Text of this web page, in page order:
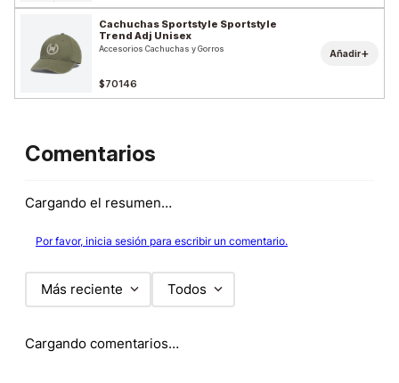
Cachuchas Sportstyle Sportstyle
Trend Adj Unisex
Accesorios Cachuchas y Gorros
$70146
Añadir+
Comentarios
Cargando el resumen…
Por favor, inicia sesión para escribir un comentario.
Más reciente Todos
Cargando comentarios…